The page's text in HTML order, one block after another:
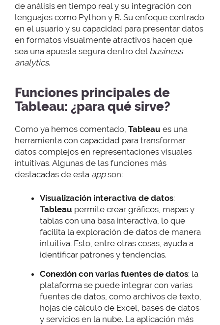
de análisis en tiempo real y su integración con
lenguajes como Python y R. Su enfoque centrado
en el usuario y su capacidad para presentar datos
en formatos visualmente atractivos hacen que
sea una apuesta segura dentro del business
analytics.
Funciones principales de
Tableau: ¿para qué sirve?
Como ya hemos comentado, Tableau es una
herramienta con capacidad para transformar
datos complejos en representaciones visuales
intuitivas. Algunas de las funciones más
destacadas de esta appson:
Visualización interactiva de datos:
Tableau permite crear gráficos, mapas y
tablas con una basa interactiva, lo que
facilita la exploración de datos de manera
intuitiva. Esto, entre otras cosas, ayuda a
identificar patrones y tendencias.
Conexión con varias fuentes de datos: la
plataforma se puede integrar con varias
fuentes de datos, como archivos de texto,
hojas de cálculo de Excel, bases de datos
y servicios en la nube. La aplicación más